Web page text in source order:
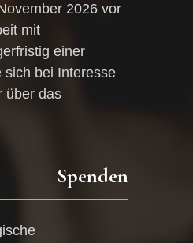
2026 vor
mit
einer
sich bei Interesse
über das
Spenden